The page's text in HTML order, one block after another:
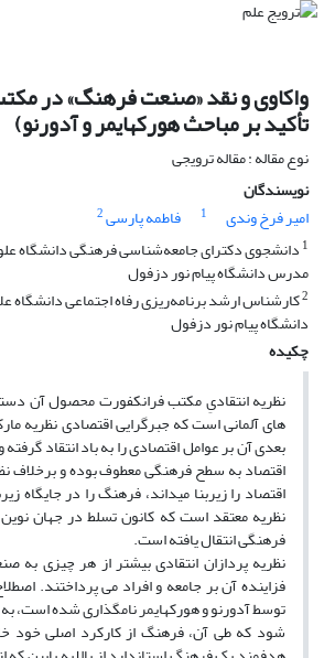
واکاوی و نقد «صنعت فرهنگ» در
تأکید بر مباحث هورکهایمر و آدورنو)
نوع مقاله : مقاله ترویجی
نویسندگان
امیر فرخ وندی
1 فاطمه پارسی2
1 دانشجوی دکترای جامعه‌شناسی فرهنگی دانشگاه
مدرس دانشگاه پیام نور دزفول
2کارشناس ارشد برنامه‌ریزی رفاه اجتماعی دانشگاه
دانشگاه پیام نور دزفول
چکیده
های آلمانی است که جبرگرایی اقتصادی نظریه
بعدی آن بر عوامل اقتصادی را به باد انتقاد
اقتصاد به سطح فرهنگی معطوف بوده و برخلاف
اقتصاد را زیربنا می­داند، فرهنگ را در جایگاه
نظریه معتقد است که کانون تسلط در جهان نوین
فرهنگی انتقال یافته است.
نظریه ­پردازان انتقادی بیشتر از هر چیزی
فزاینده آن بر جامعه و افراد می ­پرداختند.
توسط آدورنو و هورکهایمر نام­گذاری شده است،
شود که طی آن، فرهنگ از کارکرد اصلی خود